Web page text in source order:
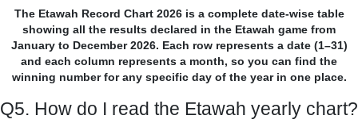
The Etawah Record Chart 2026 is a complete date-wise table
showing all the results declared in the Etawah game from
January to December 2026. Each row represents a date (1–31)
and each column represents a month, so you can find the
winning number for any specific day of the year in one place.
Q5. How do I read the Etawah yearly chart?